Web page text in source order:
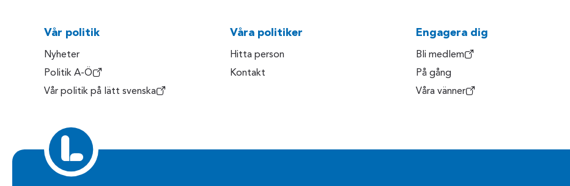
Vår politik
Nyheter
Politik A-Ö
Vår politik på lätt svenska
Våra politiker
Hitta person
Kontakt
Engagera dig
Bli medlem
På gång
Våra vänner